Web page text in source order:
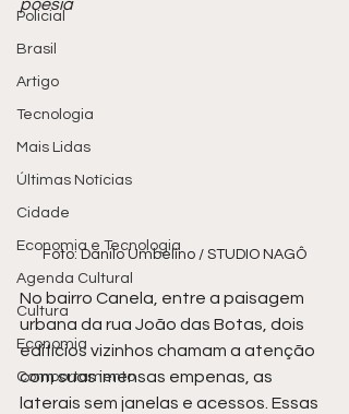
Policial
Brasil
Artigo
Tecnologia
Mais Lidas
Últimas Notícias
Cidade
Economia e Tecnologia
Agenda Cultural
Cultura
Economia
Comportamento
poesia
Foto: Danilo Umbelino / STUDIO NAGÔ
No bairro Canela, entre a paisagem
urbana da rua João das Botas, dois
edifícios vizinhos chamam a atenção
com suas imensas empenas, as
laterais sem janelas e acessos. Essas